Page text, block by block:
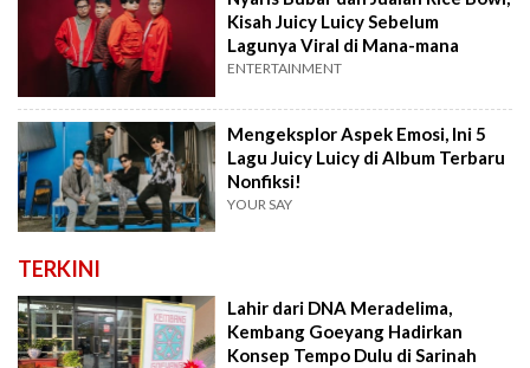
Kisah Juicy Luicy Sebelum
Lagunya Viral di Mana-mana
ENTERTAINMENT
Mengeksplor Aspek Emosi, Ini 5
Lagu Juicy Luicy di Album Terbaru
Nonfiksi!
YOUR SAY
TERKINI
Lahir dari DNA Meradelima,
Kembang Goeyang Hadirkan
Konsep Tempo Dulu di Sarinah